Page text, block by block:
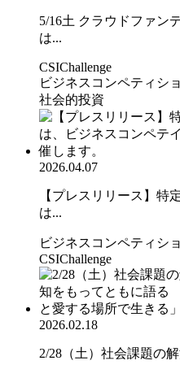
5/16土 クラウドファン
は...
CSIChallenge
ビジネスコンペティシ
社会的投資
2026.04.07
【プレスリリース】特
は...
ビジネスコンペティシ
CSIChallenge
2026.02.18
2/28（土）社会課題の